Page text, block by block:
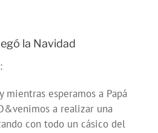
la Navidad
mientras esperamos a Papá
a realizar una
con todo un cásico del